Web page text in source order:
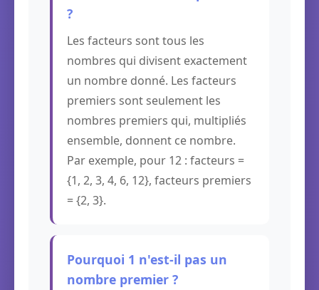
?
Les facteurs sont tous les
nombres qui divisent exactement
un nombre donné. Les facteurs
premiers sont seulement les
nombres premiers qui, multipliés
ensemble, donnent ce nombre.
Par exemple, pour 12 : facteurs =
{1, 2, 3, 4, 6, 12}, facteurs premiers
= {2, 3}.
Pourquoi 1 n'est-il pas un
nombre premier ?